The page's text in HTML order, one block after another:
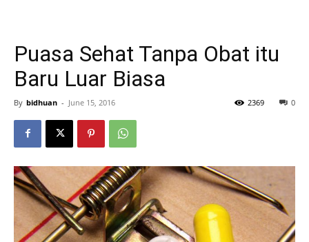
Puasa Sehat Tanpa Obat itu
Baru Luar Biasa
By bidhuan - June 15, 2016 0
2369